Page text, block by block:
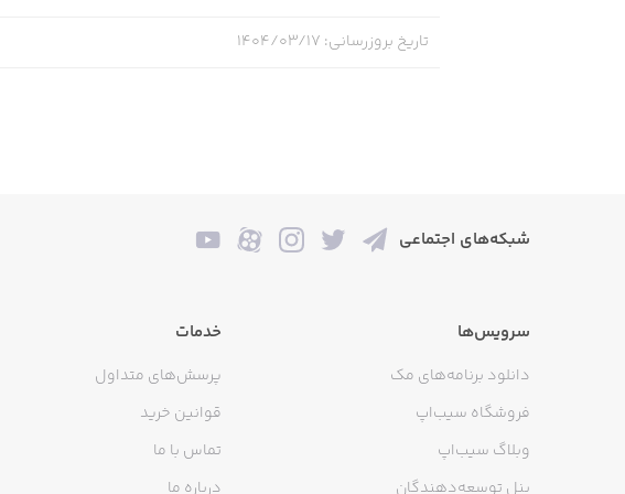
تاریخ بروزرسانی: ۱۴۰۴/۰۳/۱۷
شبکه‌های اجتماعی
سرویس‌ها
دانلود برنامه‌های مک
فروشگاه سیب‌اپ
وبلاگ سیب‌اپ
پنل توسعه‌دهندگان
خدمات
پرسش‌های متداول
قوانین خرید
تماس با ما
درباره ما